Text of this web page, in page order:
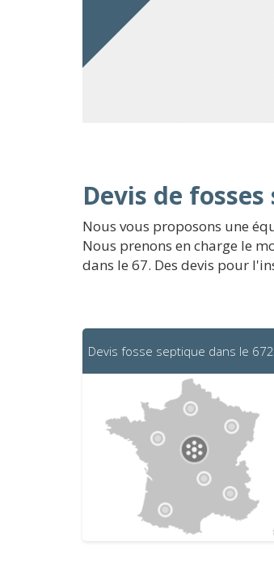
Devis de
Nous vous proposons une
Nous prenons en charge le
dans le 67. Des devis pour
Devis fosse septique dans le